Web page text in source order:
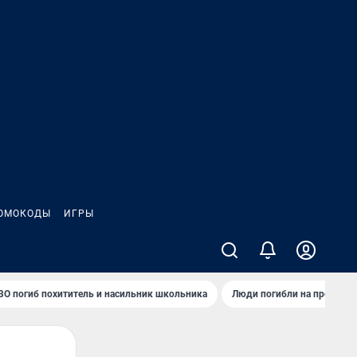
ИГРЫ
погиб похититель и насильник школьника Люди погибли на